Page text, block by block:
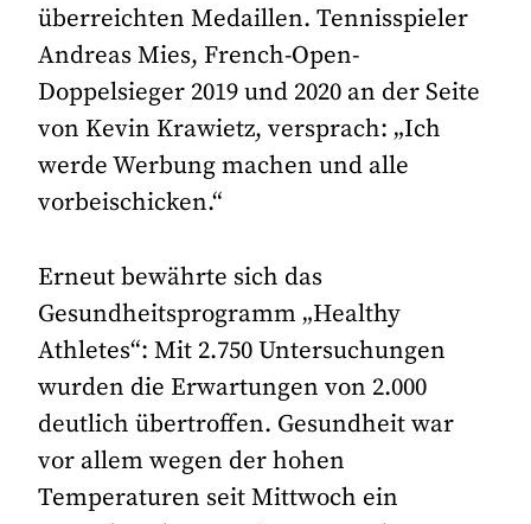
überreichten Medaillen. Tennisspieler
Andreas Mies, French-Open-
Doppelsieger 2019 und 2020 an der Seite
von Kevin Krawietz, versprach: „Ich
werde Werbung machen und alle
vorbeischicken.“
Erneut bewährte sich das
Gesundheitsprogramm „Healthy
Athletes“: Mit 2.750 Untersuchungen
wurden die Erwartungen von 2.000
deutlich übertroffen. Gesundheit war
vor allem wegen der hohen
Temperaturen seit Mittwoch ein